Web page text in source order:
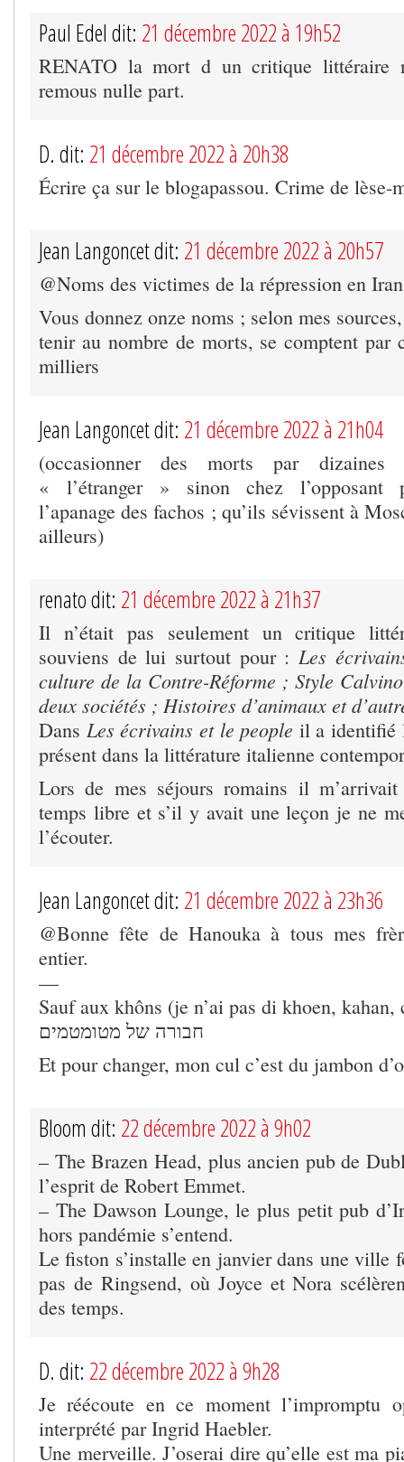
Paul Edel dit: 21 décembre 2022 à 19h52
RENATO la mort d un critique littéraire
remous nulle part.
D. dit: 21 décembre 2022 à 20h38
Écrire ça sur le blogapassou. Crime de lèse-
Jean Langoncet dit: 21 décembre 2022 à 20h57
@Noms des victimes de la répression en Iran
Vous donnez onze noms ; selon mes
tenir au nombre de morts, se comptent par
milliers
Jean Langoncet dit: 21 décembre 2022 à 21h04
(occasionner des morts par
« l’étranger » sinon chez l’opposant
l’apanage des fachos ; qu’ils sévissent à
ailleurs)
renato dit: 21 décembre 2022 à 21h37
Il n’était pas seulement un critique
souviens de lui surtout pour : Les
culture de la Contre-Réforme ; Style
deux sociétés ; Histoires d’animaux et
Dans Les écrivains et le people il a identifié
présent dans la littérature italienne
Lors de mes séjours romains il
temps libre et s’il y avait une leçon je ne
l’écouter.
Jean Langoncet dit: 21 décembre 2022 à 23h36
@Bonne fête de Hanouka à tous mes
entier.
—
Sauf aux khôns (je n’ai pas di khoen, kahan,
חבורה של מטומטמים
Et pour changer, mon cul c’est du jambon
Bloom dit: 22 décembre 2022 à 9h02
– The Brazen Head, plus ancien pub de
l’esprit de Robert Emmet.
– The Dawson Lounge, le plus petit pub
hors pandémie s’entend.
Le fiston s’installe en janvier dans une ville
pas de Ringsend, où Joyce et Nora
des temps.
D. dit: 22 décembre 2022 à 9h28
Je réécoute en ce moment l’impromptu
interprété par Ingrid Haebler.
Une merveille. J’oserai dire qu’elle est ma